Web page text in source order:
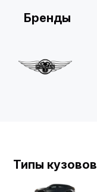
Бренды
Типы кузовов